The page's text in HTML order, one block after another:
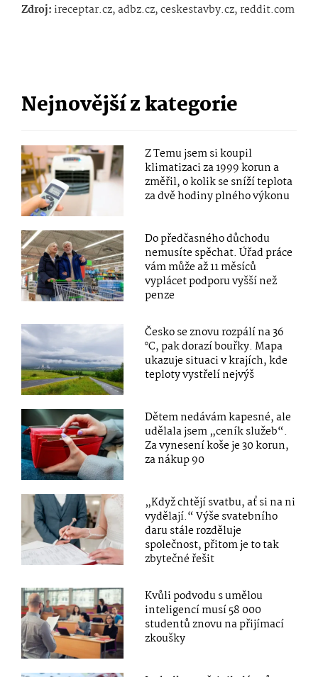
Zdroj: ireceptar.cz, adbz.cz, ceskestavby.cz, reddit.com
Nejnovější z kategorie
Z Temu jsem si koupil
klimatizaci za 1999 korun a
změřil, o kolik se sníží teplota
za dvě hodiny plného výkonu
Do předčasného důchodu
nemusíte spěchat. Úřad práce
vám může až 11 měsíců
vyplácet podporu vyšší než
penze
Česko se znovu rozpálí na 36
°C, pak dorazí bouřky. Mapa
ukazuje situaci v krajích, kde
teploty vystřelí nejvýš
Dětem nedávám kapesné, ale
udělala jsem „ceník služeb“.
Za vynesení koše je 30 korun,
za nákup 90
„Když chtějí svatbu, ať si na ni
vydělají.“ Výše svatebního
daru stále rozděluje
společnost, přitom je to tak
zbytečné řešit
Kvůli podvodu s umělou
inteligencí musí 58 000
studentů znovu na přijímací
zkoušky